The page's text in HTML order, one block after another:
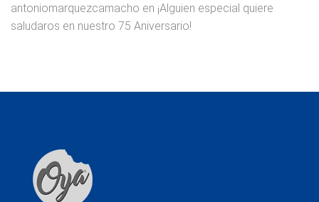
antoniomarquezcamacho en ¡Alguien especial quiere
saludaros en nuestro 75 Aniversario!